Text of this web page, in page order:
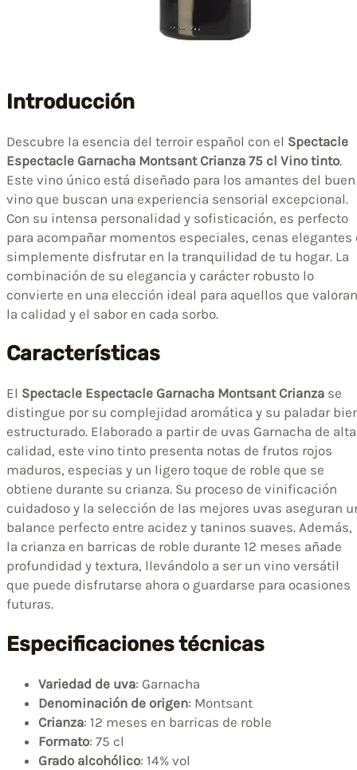
Introducción
Descubre la esencia del terroir español con el Spectacle
Espectacle Garnacha Montsant Crianza 75 cl Vino tinto.
Este vino único está diseñado para los amantes del buen
vino que buscan una experiencia sensorial excepcional.
Con su intensa personalidad y sofisticación, es perfecto
para acompañar momentos especiales, cenas elegantes
simplemente disfrutar en la tranquilidad de tu hogar. La
combinación de su elegancia y carácter robusto lo
convierte en una elección ideal para aquellos que valoran
la calidad y el sabor en cada sorbo.
Características
El Spectacle Espectacle Garnacha Montsant Crianza se
distingue por su complejidad aromática y su paladar
estructurado. Elaborado a partir de uvas Garnacha de alta
calidad, este vino tinto presenta notas de frutos rojos
maduros, especias y un ligero toque de roble que se
obtiene durante su crianza. Su proceso de vinificación
cuidadoso y la selección de las mejores uvas aseguran
balance perfecto entre acidez y taninos suaves. Además,
la crianza en barricas de roble durante 12 meses añade
profundidad y textura, llevándolo a ser un vino versátil
que puede disfrutarse ahora o guardarse para ocasiones
futuras.
Especificaciones técnicas
Variedad de uva: Garnacha
Denominación de origen: Montsant
Crianza: 12 meses en barricas de roble
Formato: 75 cl
Grado alcohólico: 14% vol